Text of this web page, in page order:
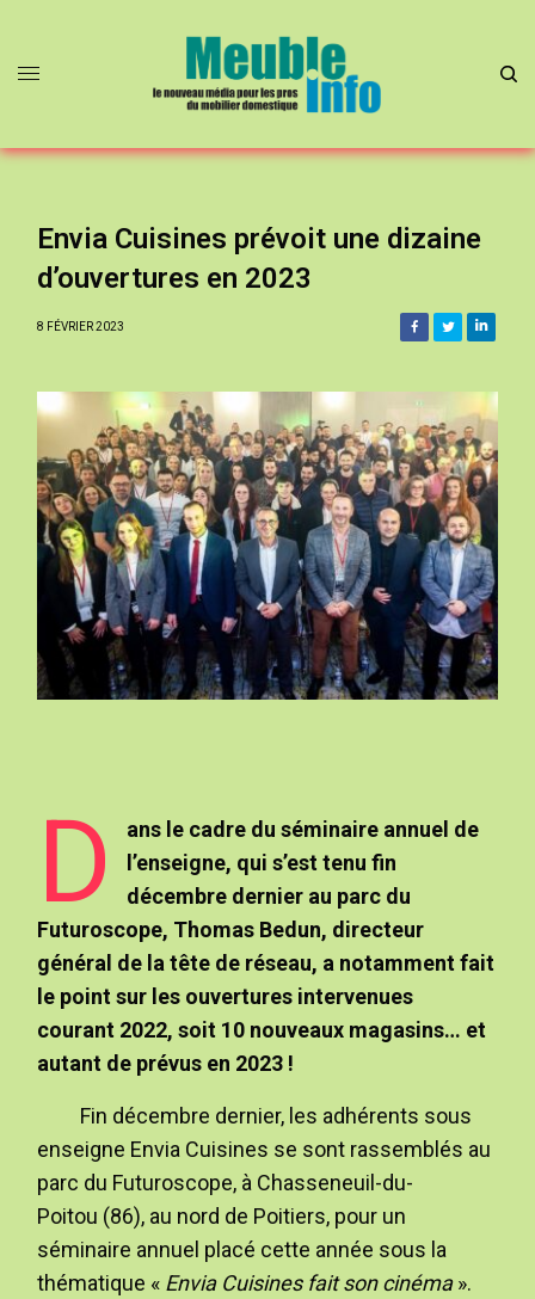
Envia Cuisines prévoit une dizaine
d’ouvertures en 2023
8 FÉVRIER 2023
D
ans le cadre du séminaire annuel de
l’enseigne, qui s’est tenu fin
décembre dernier au parc du
Futuroscope, Thomas Bedun, directeur
général de la tête de réseau, a notamment fait
le point sur les ouvertures intervenues
courant 2022, soit 10 nouveaux magasins… et
autant de prévus en 2023 !
Fin décembre dernier, les adhérents sous
enseigne Envia Cuisines se sont rassemblés au
parc du Futuroscope, à Chasseneuil-du-
Poitou (86), au nord de Poitiers, pour un
séminaire annuel placé cette année sous la
thématique « Envia Cuisines fait son cinéma».